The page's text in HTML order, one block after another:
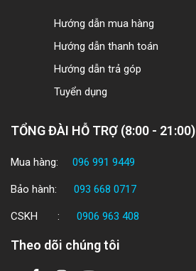
Hướng dẫn mua hàng
Hướng dẫn thanh toán
Hướng dẫn trả góp
Tuyển dụng
TỔNG ĐÀI HỖ TRỢ (8:00 - 21:00)
Mua hàng: 096 991 9449
Bảo hành: 093 668 0717
CSKH : 0906 963 408
Theo dõi chúng tôi